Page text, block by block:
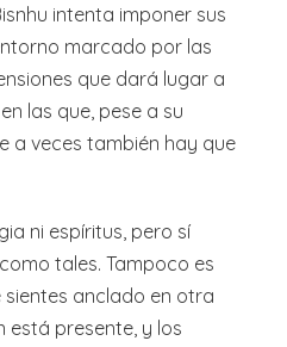
intenta imponer sus
marcado por las
que dará lugar a
las que, pese a su
a veces también hay que
ni espíritus, pero sí
tales. Tampoco es
sientes anclado en otra
está presente, y los